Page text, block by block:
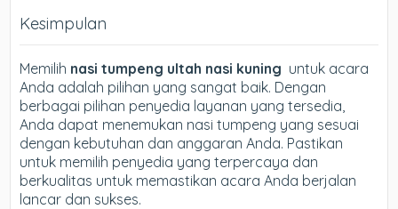
Kesimpulan
Memilih nasi tumpeng ultah nasi kuning untuk acara
Anda adalah pilihan yang sangat baik. Dengan
berbagai pilihan penyedia layanan yang tersedia,
Anda dapat menemukan nasi tumpeng yang sesuai
dengan kebutuhan dan anggaran Anda. Pastikan
untuk memilih penyedia yang terpercaya dan
berkualitas untuk memastikan acara Anda berjalan
lancar dan sukses.